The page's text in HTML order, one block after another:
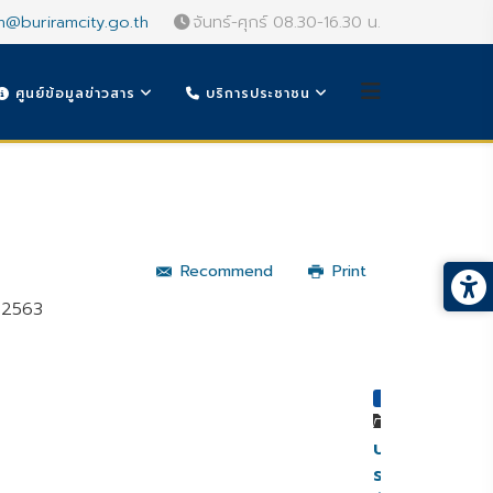
จันทร์-ศุกร์ 08.30-16.30 น.
ศูนย์ข้อมูลข่าวสาร บริการประชาชน
Recommend Print
ประกาศ
ราย